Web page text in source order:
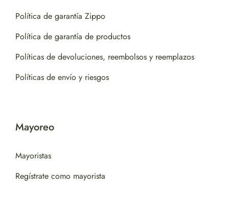
Política de garantía Zippo
Política de garantía de productos
Políticas de devoluciones, reembolsos y reemplazos
Políticas de envío y riesgos
Mayoreo
Mayoristas
Regístrate como mayorista